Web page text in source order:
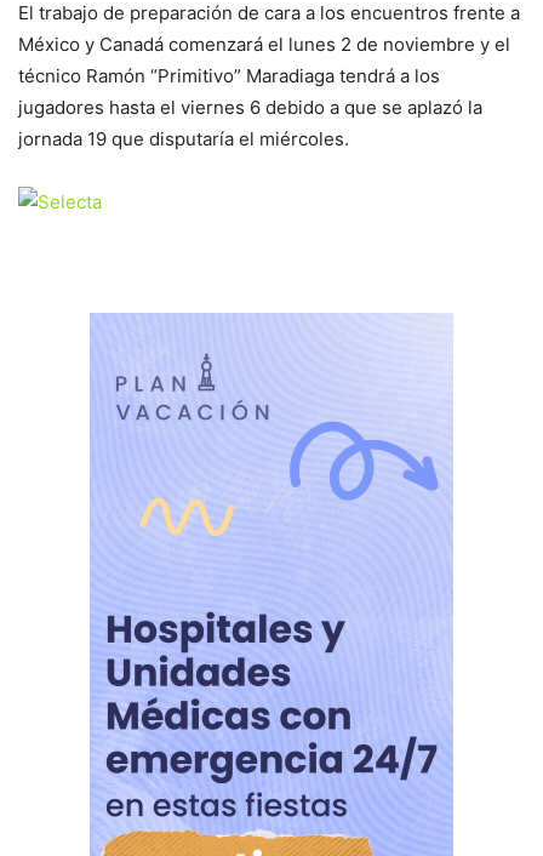
El trabajo de preparación de cara a los encuentros frente a
México y Canadá comenzará el lunes 2 de noviembre y el
técnico Ramón “Primitivo” Maradiaga tendrá a los
jugadores hasta el viernes 6 debido a que se aplazó la
jornada 19 que disputaría el miércoles.